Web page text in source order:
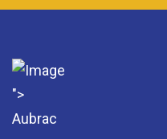
">
Aubrac